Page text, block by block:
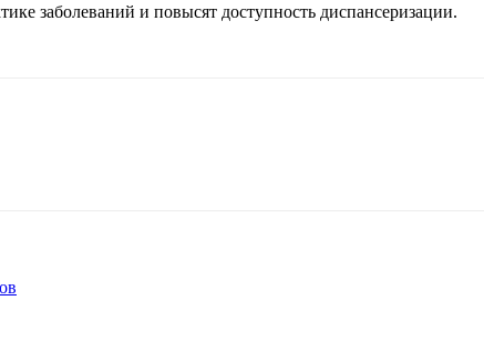
заболеваний и повысят доступность диспансеризации.